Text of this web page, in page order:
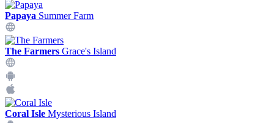
Papaya Summer Farm
The Farmers Grace's Island
Coral Isle Mysterious Island